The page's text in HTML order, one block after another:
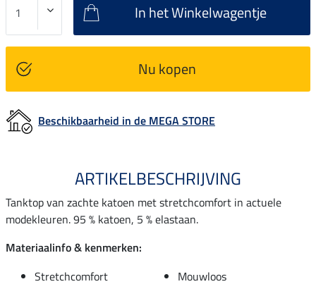
In het Winkelwagentje
Nu kopen
Beschikbaarheid in de MEGA STORE
ARTIKELBESCHRIJVING
Tanktop van zachte katoen met stretchcomfort in actuele
modekleuren. 95 % katoen, 5 % elastaan.
Materiaalinfo & kenmerken:
Stretchcomfort
Mouwloos